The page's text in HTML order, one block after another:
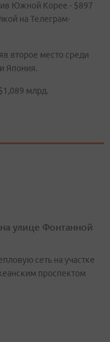
Южной Корее - $897
на Телеграм-
второе место среди
Япония.
млрд.
улице Фонтанной
сеть на участке
проспектом